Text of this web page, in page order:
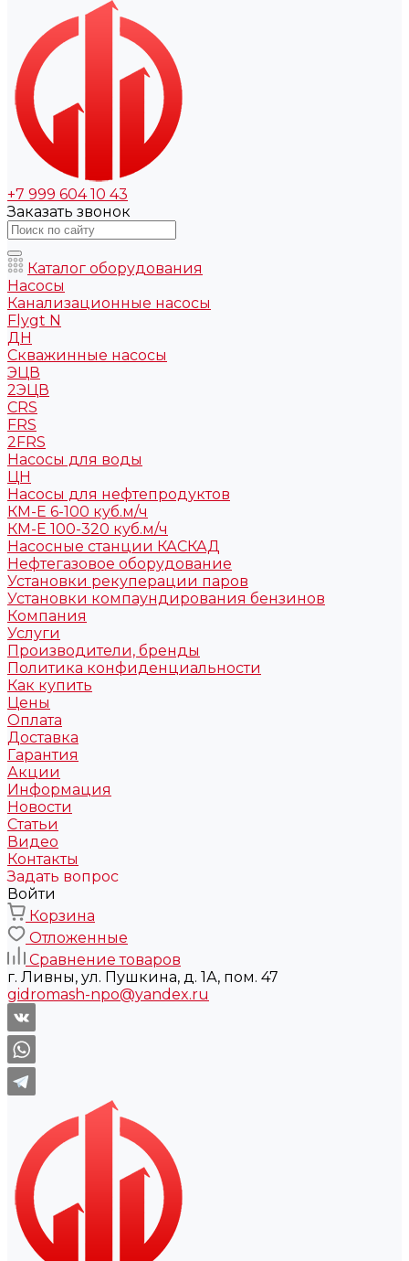
+7 999 604 10 43
Заказать звонок
Каталог оборудования
Насосы
Канализационные насосы
Flygt N
ДН
Скважинные насосы
ЭЦВ
2ЭЦВ
CRS
FRS
2FRS
Насосы для воды
ЦН
Насосы для нефтепродуктов
КМ-Е 6-100 куб.м/ч
КМ-Е 100-320 куб.м/ч
Насосные станции КАСКАД
Нефтегазовое оборудование
Установки рекуперации паров
Установки компаундирования бензинов
Компания
Услуги
Производители, бренды
Политика конфиденциальности
Как купить
Цены
Оплата
Доставка
Гарантия
Акции
Информация
Новости
Статьи
Видео
Контакты
Задать вопрос
Войти
Корзина
Отложенные
Сравнение товаров
г. Ливны, ул. Пушкина, д. 1А, пом. 47
gidromash-npo@yandex.ru